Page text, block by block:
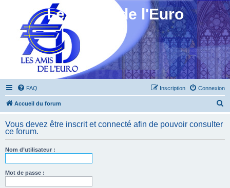
Les Amis de l'Euro
FAQ Connexion
Inscription
Accueil du forum
h
Vous devez être inscrit et connecté afin de pouvoir consulter
ce forum.
Nom d’utilisateur :
Mot de passe :